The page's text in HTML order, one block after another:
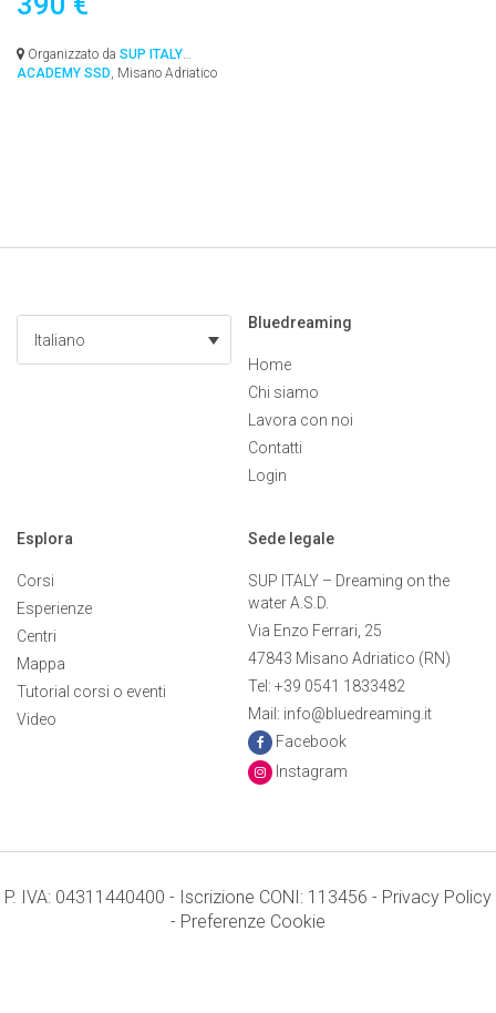
Organizzato da SUP ITALY
ACADEMY SSD , Misano Adriatico
Italiano
Bluedreaming
Home
Chi siamo
Lavora con noi
Contatti
Login
Esplora
Corsi
Esperienze
Centri
Mappa
Tutorial corsi o eventi
Video
Sede legale
SUP ITALY – Dreaming on the
water A.S.D.
Via Enzo Ferrari, 25
47843 Misano Adriatico (RN)
Tel: +39 0541 1833482
Mail: info@bluedreaming.it
Facebook
Instagram
P. IVA: 04311440400 - Iscrizione CONI: 113456 - Privacy Policy
- Preferenze Cookie